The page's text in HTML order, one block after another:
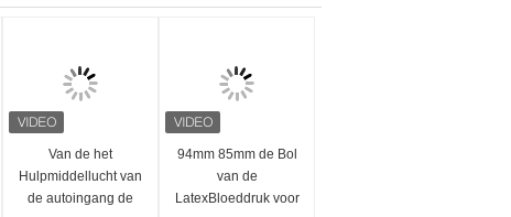
Van de het
Hulpmiddellucht van
de autoingang de
94mm 85mm de Bol
van de
LatexBloeddruk voor